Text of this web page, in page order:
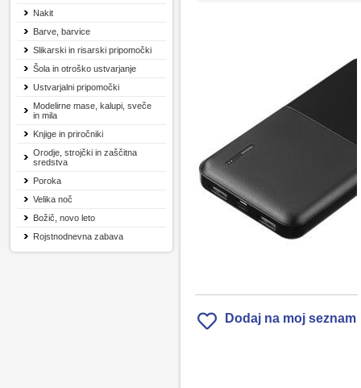
Nakit
Barve, barvice
Slikarski in risarski pripomočki
Šola in otroško ustvarjanje
Ustvarjalni pripomočki
Modelirne mase, kalupi, sveče
in mila
Knjige in priročniki
Orodje, strojčki in zaščitna
sredstva
Poroka
Velika noč
Božič, novo leto
Rojstnodnevna zabava
Dodaj na moj seznam